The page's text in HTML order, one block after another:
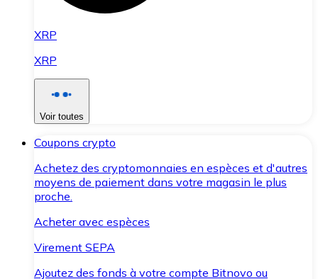
XRP
XRP
Voir toutes
Coupons crypto
Achetez des cryptomonnaies en espèces et d'autres
moyens de paiement dans votre magasin le plus
proche.
Acheter avec espèces
Virement SEPA
Ajoutez des fonds à votre compte Bitnovo ou